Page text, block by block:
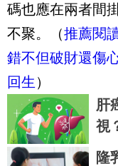
碼也應在兩者間
不聚。（推薦閱
錯不但破財還傷
回生 ）
肝
視
腫
隆